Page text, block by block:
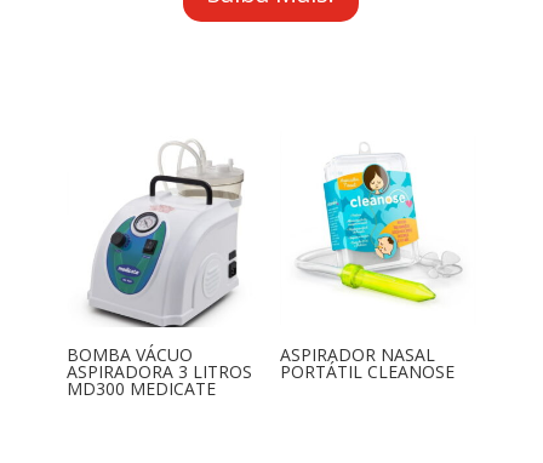
BOMBA VÁCUO
ASPIRADORA 3 LITROS
MD300 MEDICATE
ASPIRADOR NASAL
PORTÁTIL CLEANOSE